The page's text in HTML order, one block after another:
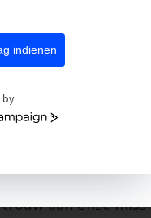
minimale
te
doen
met
aan onze
indienen
by